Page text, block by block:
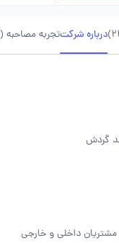
درباره شرکتتجربه مصاحبه (21)
گردش
مشتریان داخلی و خارجی